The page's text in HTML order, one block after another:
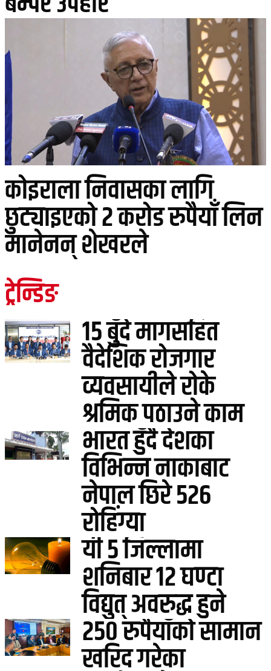
कोइराला निवासका लागि
छुट्याइएको २ करोड रुपैयाँ लिन
मानेनन् शेखरले
ट्रेन्डिङ
१५ बुँदे मागसहित
वैदेशिक रोजगार
व्यवसायीले रोके
श्रमिक पठाउने काम
भारत हुँदै देशका
विभिन्न नाकाबाट
नेपाल छिरे ५२६
रोहिंग्या
यी ५ जिल्लामा
शनिबार १२ घण्टा
विद्युत् अवरुद्ध हुने
२५० रुपैयाँको सामान
खरिद गरेका